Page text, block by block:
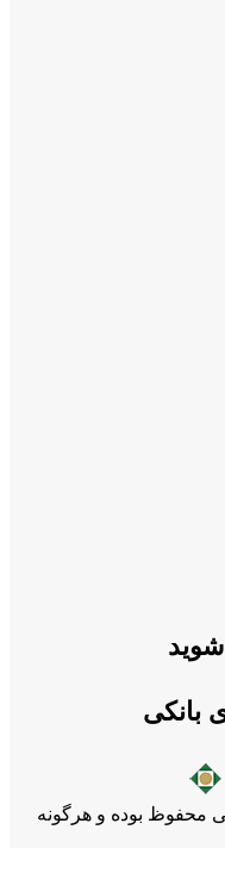
شوید
بانکی
محفوظ بوده و هرگونه